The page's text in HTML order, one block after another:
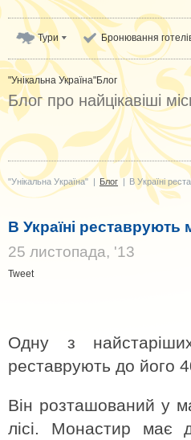
Тури Бронювання
"Унікальна Україна"Блог
Блог про найцікавіші
"Унікальна Україна" | Блог | В Україні
В Україні реставрують
25 листопада, '13
Tweet
Одну з
реставрують до його
Він розташований у
лісі. Монастир має